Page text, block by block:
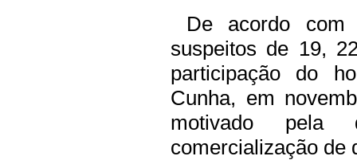
De acordo
suspeitos de 19,
participação do
Cunha, em
motivado pela
comercialização de